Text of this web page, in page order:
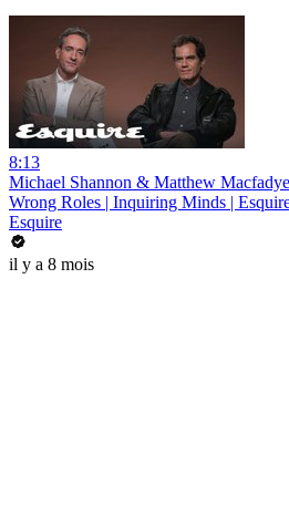
8:13
Michael Shannon & Matthew
Wrong Roles | Inquiring Minds |
Esquire
il y a 8 mois